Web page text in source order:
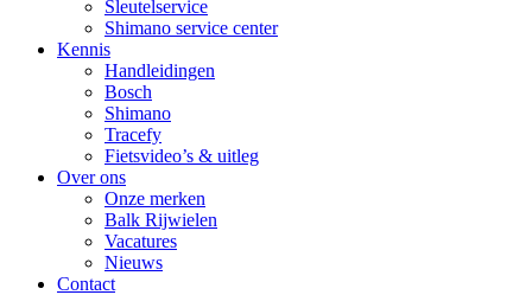
Sleutelservice
Shimano service center
Kennis
Handleidingen
Bosch
Shimano
Tracefy
Fietsvideo’s & uitleg
Over ons
Onze merken
Balk Rijwielen
Vacatures
Nieuws
Contact